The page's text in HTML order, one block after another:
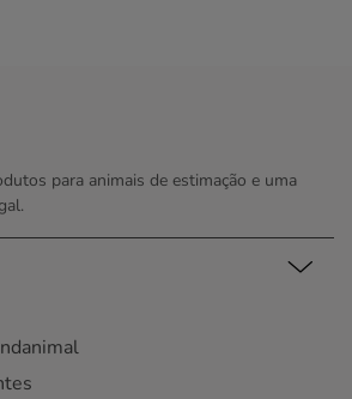
para animais de estimação e uma